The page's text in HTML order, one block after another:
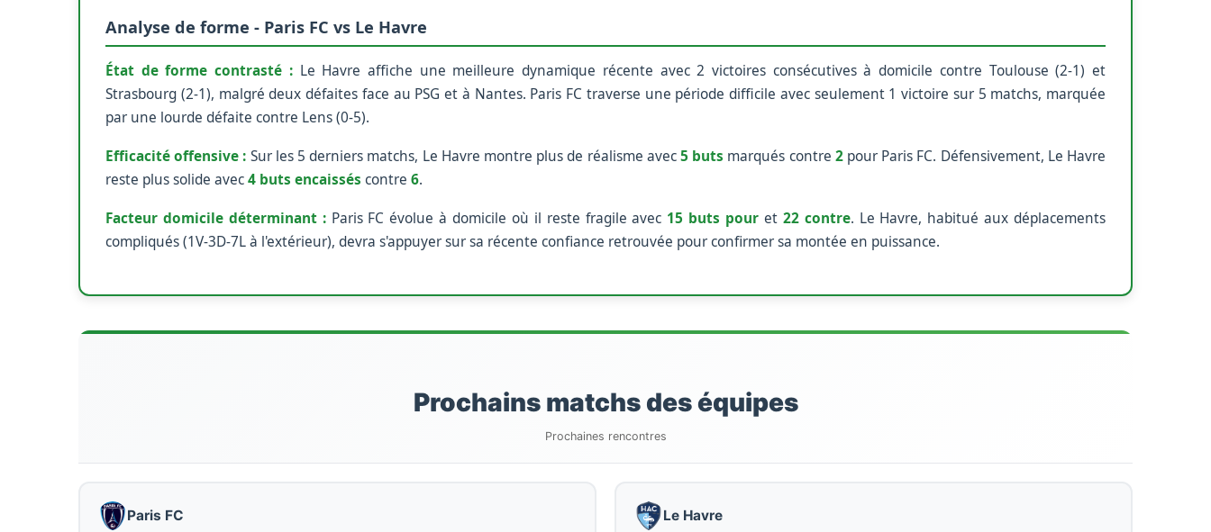
Analyse de forme - Paris FC vs Le Havre
État de forme contrasté :Le Havre affiche une meilleure dynamique récente avec 2 victoires consécutives à domicile contre Toulouse (2-1) et
Strasbourg (2-1), malgré deux défaites face au PSG et à Nantes. Paris FC traverse une période difficile avec seulement 1 victoire sur 5 matchs, marquée
par une lourde défaite contre Lens (0-5).
Efficacité offensive : Sur les 5 derniers matchs, Le Havre montre plus de réalisme avec5 buts marqués contre 2pour Paris FC. Défensivement, Le Havre
reste plus solide avec4 buts encaissés contre 6.
Facteur domicile déterminant :Paris FC évolue à domicile où il reste fragile avec 15 buts pour et 22 contre. Le Havre, habitué aux déplacements
compliqués (1V-3D-7L à l'extérieur), devra s'appuyer sur sa récente confiance retrouvée pour confirmer sa montée en puissance.
Prochains matchs des équipes
Prochaines rencontres
Paris FC Le Havre